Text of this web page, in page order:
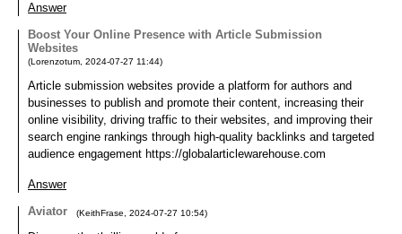
Answer
Boost Your Online Presence with Article Submission
Websites
(Lorenzotum 2024-07-27 11:44)
Article submission websites provide a platform for authors and
businesses to publish and promote their content, increasing their
online visibility, driving traffic to their websites, and improving their
search engine rankings through high-quality backlinks and targeted
audience engagement https://globalarticlewarehouse.com
Answer
Aviator
(KeithFrase 2024-07-27 10:54)